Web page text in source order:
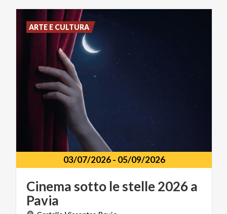
03/07/2026- 05/09/2026
Cinema sotto lestelle2026a
Pavia
ARTE E CULTURA